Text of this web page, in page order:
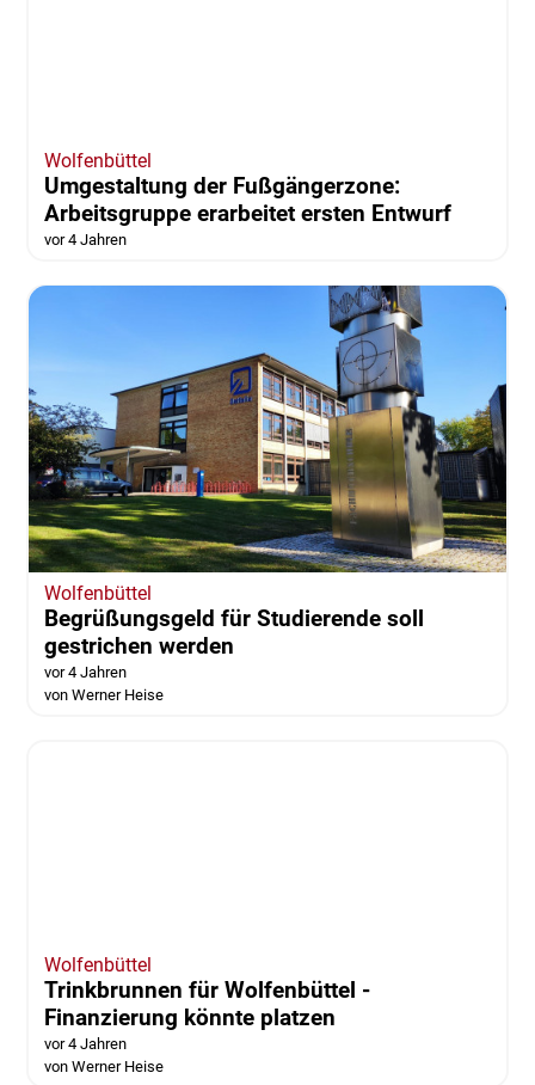
Umgestaltung der Fußgängerzone:
Arbeitsgruppe erarbeitet ersten Entwurf
vor 4 Jahren